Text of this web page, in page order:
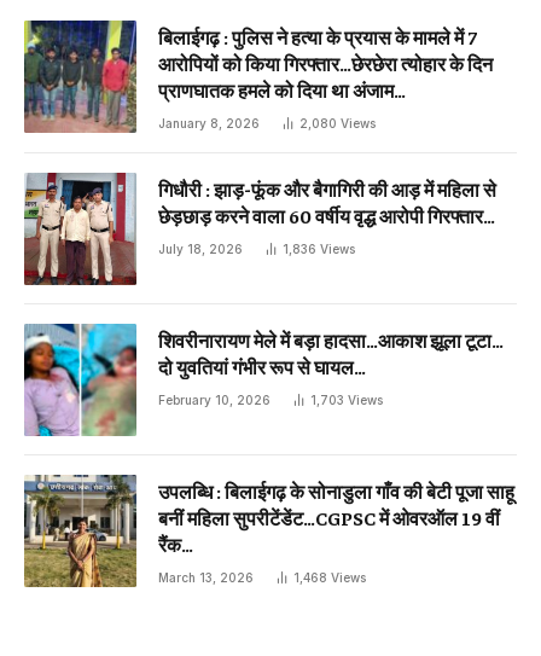
बिलाईगढ़ : पुलिस ने हत्या के प्रयास के मामले में 7
आरोपियों को किया गिरफ्तार…छेरछेरा त्योहार के दिन
प्राणघातक हमले को दिया था अंजाम…
January 8, 2026 2,080 Views
गिधौरी : झाड़-फूंक और बैगागिरी की आड़ में महिला से
छेड़छाड़ करने वाला 60 वर्षीय वृद्ध आरोपी गिरफ्तार…
July 18, 2026 1,836 Views
शिवरीनारायण मेले में बड़ा हादसा…आकाश झूला टूटा…
दो युवतियां गंभीर रूप से घायल…
February 10, 2026 1,703 Views
उपलब्धि : बिलाईगढ़ के सोनाडुला गाँव की बेटी पूजा साहू
बनीं महिला सुपरीटेंडेंट…CGPSC में ओवरऑल 19 वीं
रैंक…
March 13, 2026 1,468 Views